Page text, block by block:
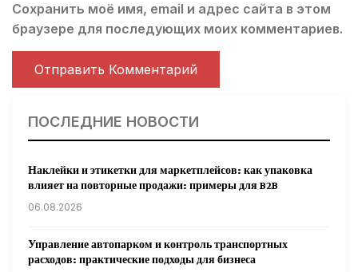
Сохранить моё имя, email и адрес сайта в этом
браузере для последующих моих комментариев.
ПОСЛЕДНИЕ НОВОСТИ
Наклейки и этикетки для маркетплейсов: как упаковка
влияет на повторные продажи: примеры для B2B
06.08.2026
Управление автопарком и контроль транспортных
расходов: практические подходы для бизнеса